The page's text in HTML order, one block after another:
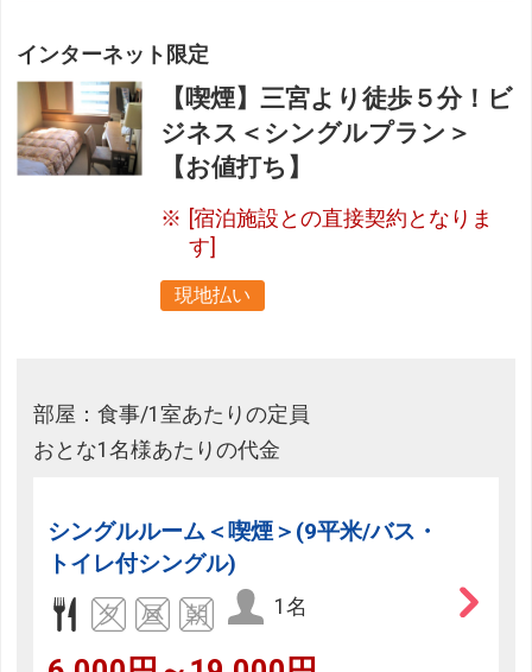
インターネット限定
【喫煙】三宮より徒歩５分！ビ
ジネス＜シングルプラン＞
【お値打ち】
[宿泊施設との直接契約となりま
す]
現地払い
部屋：食事/1室あたりの定員
おとな1名様あたりの代金
シングルルーム＜喫煙＞(9平米/バス・
トイレ付シングル)
1名